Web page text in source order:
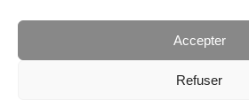
Accepter
Refuser